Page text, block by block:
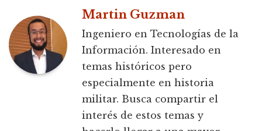
Martin Guzman
Ingeniero en Tecnologías de la
Información. Interesado en
temas históricos pero
especialmente en historia
militar. Busca compartir el
interés de estos temas y